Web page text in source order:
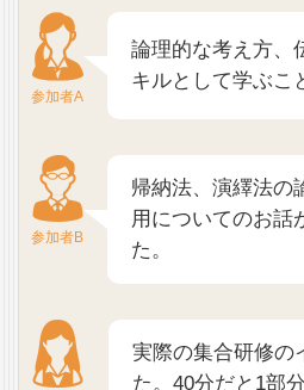
参加者A
論理的な考え方、
キルとして学ぶこ
参加者B
帰納法、演繹法の
用についてのお話
た。
実際の集合研修の
た。40分だと1部